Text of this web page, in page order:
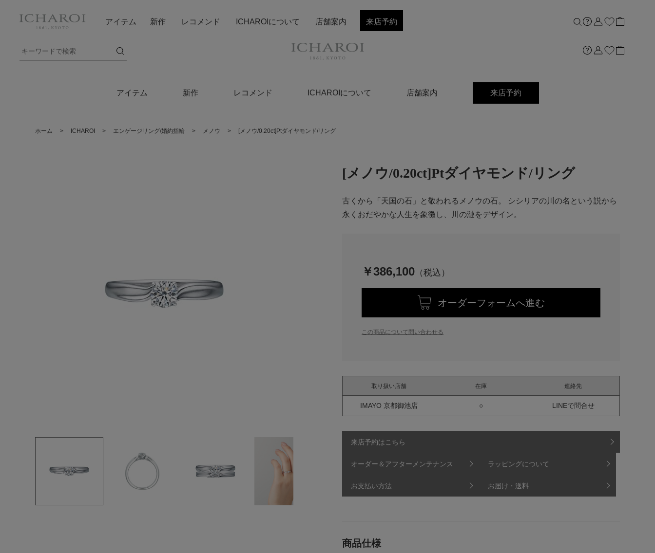
アイテム 新作 レコメンド ICHAROIについて 店舗案内 来店予約
アイテム 新作 レコメンド ICHAROIについて 店舗案内 来店予約
ホーム > ICHAROI > エンゲージリング/婚約指輪 > メノウ > [メノウ/0.20ct]Ptダイヤモンド/リング
[メノウ/0.20ct]Ptダイヤモンド/リング
古くから「天国の石」と敬われるメノウの石。 シシリアの川の名という説から
永くおだやかな人生を象徴し、川の漣をデザイン。
￥386,100
オーダーフォームへ進む
この商品について問い合わせる
取り扱い店舗 在庫 連絡先
IMAYO 京都御池店 ○ LINEで問合せ
来店予約はこちら
オーダー＆アフターメンテナンス ラッピングについて
お支払い方法 お届け・送料